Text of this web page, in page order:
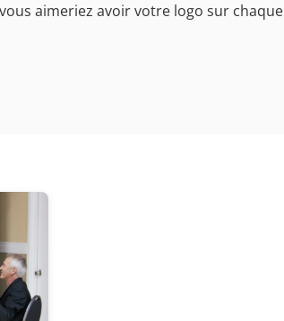
aimeriez avoir votre logo sur chaque